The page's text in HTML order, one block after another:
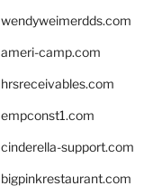
wendyweimerdds.com
ameri-camp.com
hrsreceivables.com
empconst1.com
cinderella-support.com
bigpinkrestaurant.com